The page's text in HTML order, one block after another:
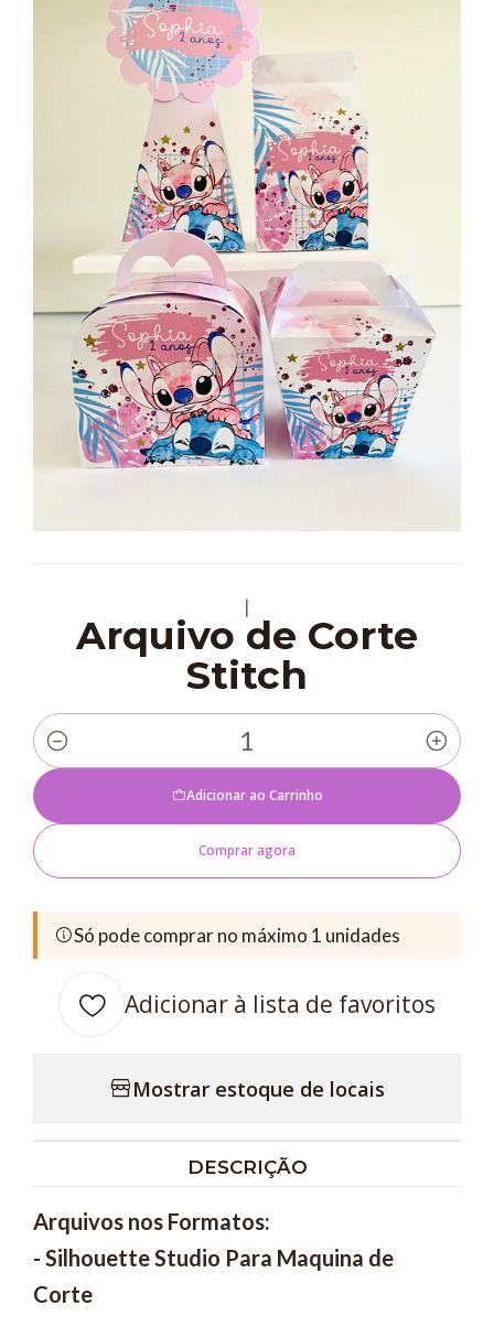
|
Arquivo de Corte
Stitch
Quantidade
Adicionar ao Carrinho
Comprar agora
Só pode comprar no máximo 1 unidades
Adicionar à lista de favoritos
Mostrar estoque de locais
DESCRIÇÃO
Arquivos nos Formatos:
- Silhouette Studio Para Maquina de
Corte